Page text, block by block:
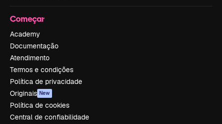
Começar
Academy
Documentação
Atendimento
Termos e condições
Política de privacidade
Originais New
Política de cookies
Central de confiabilidade